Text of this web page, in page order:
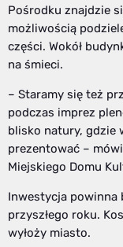
Pośrodku znajdzie
możliwością
części. Wokół
na śmieci.
– Staramy się też
podczas imprez
blisko natury, gdzie
prezentować –
Miejskiego Domu
Inwestycja powinna
przyszłego roku.
wyłoży miasto.